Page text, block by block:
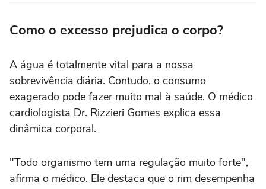
Como o excesso prejudica o corpo?
A água é totalmente vital para a nossa
sobrevivência diária. Contudo, o consumo
exagerado pode fazer muito mal à saúde. O médico
cardiologista Dr. Rizzieri Gomes explica essa
dinâmica corporal.
"Todo organismo tem uma regulação muito forte",
afirma o médico. Ele destaca que o rim desempenha